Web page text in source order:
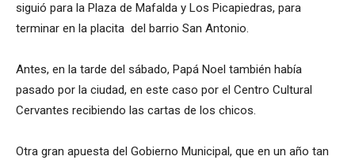
siguió para la Plaza de Mafalda y Los Picapiedras, para
terminar en la placita del barrio San Antonio.
Antes, en la tarde del sábado, Papá Noel también había
pasado por la ciudad, en este caso por el Centro Cultural
Cervantes recibiendo las cartas de los chicos.
Otra gran apuesta del Gobierno Municipal, que en un año tan